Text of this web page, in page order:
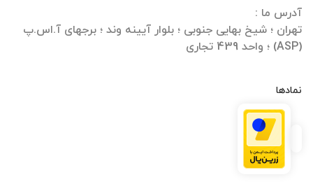
تهران ؛ شیخ بهایی جنوبی ؛ بلوار آیینه وند ؛ برجهای آ.اس.پ
(ASP) ؛ واحد 439 تجاری
نمادها